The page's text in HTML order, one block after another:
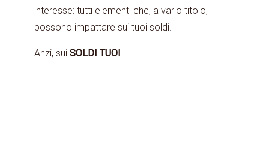
interesse: tutti elementi che, a vario titolo,
possono impattare sui tuoi soldi.
Anzi, sui SOLDI TUOI.